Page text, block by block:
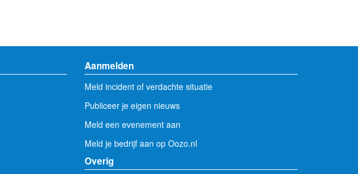
Aanmelden
Meld incident of verdachte situatie
Publiceer je eigen nieuws
Meld een evenement aan
Meld je bedrijf aan op Oozo.nl
Overig